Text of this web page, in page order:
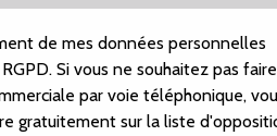
de photos
de mes données personnelles
Si vous ne souhaitez pas
par voie téléphonique,
gratuitement sur la liste